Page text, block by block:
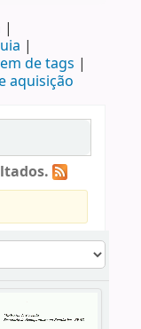
de tags
aquisição